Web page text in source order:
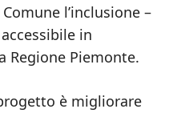
l’inclusione –
in
Regione Piemonte.
è migliorare